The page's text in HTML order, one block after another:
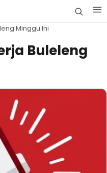
Minggu Ini
Buleleng